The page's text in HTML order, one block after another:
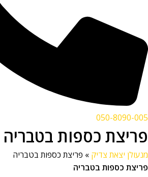
050-8090-005
פריצת כספות בטבריה
מנעולן יצאת צדיק » פריצת כספות בטבריה
פריצת כספות בטבריה